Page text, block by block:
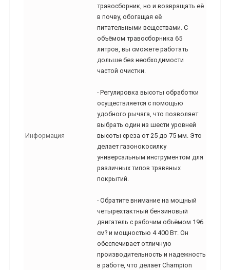
Информация
травосборник, но и возвращать её
в почву, обогащая её
питательными веществами. С
объёмом травосборника 65
литров, вы сможете работать
дольше без необходимости
частой очистки.
- Регулировка высоты обработки
осуществляется с помощью
удобного рычага, что позволяет
выбрать один из шести уровней
высоты среза от 25 до 75 мм. Это
делает газонокосилку
универсальным инструментом для
различных типов травяных
покрытий.
- Обратите внимание на мощный
четырехтактный бензиновый
двигатель с рабочим объёмом 196
см? и мощностью 4 400 Вт. Он
обеспечивает отличную
производительность и надежность
в работе, что делает Champion